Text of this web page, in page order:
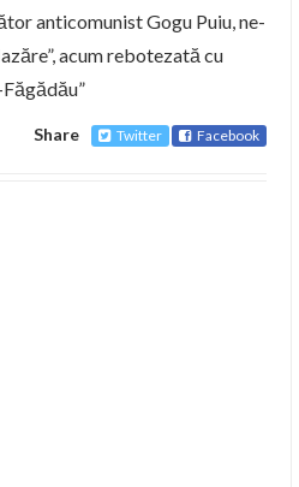
anticomunist Gogu Puiu, ne-
acum rebotezată cu
Share Twitter Facebook